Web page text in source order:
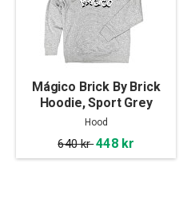
Mágico Brick By Brick
Hoodie, Sport Grey
Hood
640 kr448 kr